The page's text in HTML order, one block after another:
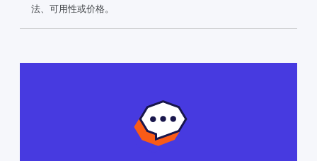
法、可用性或价格。